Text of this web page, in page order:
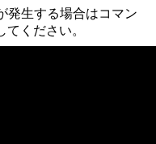
発生する場合はコマン
ください。